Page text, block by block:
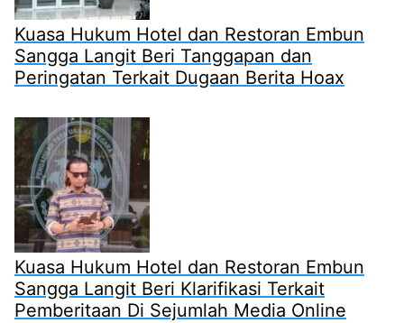
Kuasa Hukum Hotel dan Restoran Embun
Sangga Langit Beri Tanggapan dan
Peringatan Terkait Dugaan Berita Hoax
Kuasa Hukum Hotel dan Restoran Embun
Sangga Langit Beri Klarifikasi Terkait
Pemberitaan Di Sejumlah Media Online